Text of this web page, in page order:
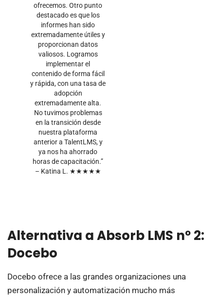
ofrecemos. Otro punto
destacado es que los
informes han sido
extremadamente útiles y
proporcionan datos
valiosos. Logramos
implementar el
contenido de forma fácil
y rápida, con una tasa de
adopción
extremadamente alta.
No tuvimos problemas
en la transición desde
nuestra plataforma
anterior a TalentLMS, y
ya nos ha ahorrado
horas de capacitación.”
– Katina L. ★★★★★
Alternativa a Absorb LMS nº 2:
Docebo
Docebo ofrece a las grandes organizaciones una
personalización y automatización mucho más